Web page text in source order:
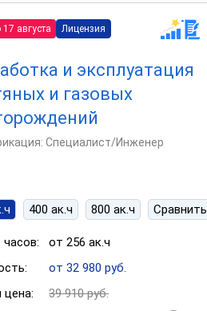
августа Лицензия
и эксплуатация
и газовых
Специалист/Инженер
400 ак.ч 800 ак.ч Сравнить
от 256 ак.ч
от 32 980 руб.
цена:
39 910 руб.